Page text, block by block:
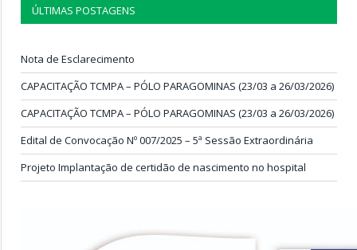
ÚLTIMAS POSTAGENS
Nota de Esclarecimento
CAPACITAÇÃO TCMPA – PÓLO PARAGOMINAS (23/03 a 26/03/2026)
CAPACITAÇÃO TCMPA – PÓLO PARAGOMINAS (23/03 a 26/03/2026)
Edital de Convocação Nº 007/2025 – 5ª Sessão Extraordinária
Projeto Implantação de certidão de nascimento no hospital